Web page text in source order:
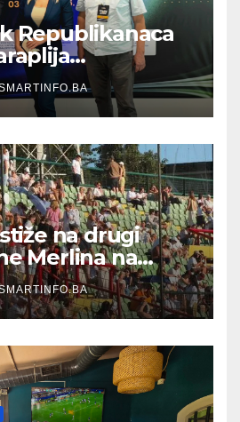
Republikanaca
prezentaciji
sajma
na drugi
Merlina na